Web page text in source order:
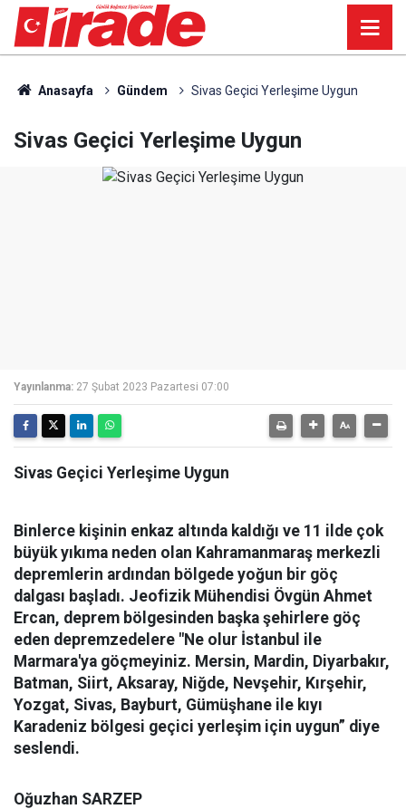
Anasayfa Gündem Sivas Geçici Yerleşime Uygun
Sivas Geçici Yerleşime Uygun
Yayınlanma: 27 Şubat 2023 Pazartesi 07:00
Sivas Geçici Yerleşime Uygun
Binlerce kişinin enkaz altında kaldığı ve 11 ilde çok
büyük yıkıma neden olan Kahramanmaraş merkezli
depremlerin ardından bölgede yoğun bir göç
dalgası başladı. Jeofizik Mühendisi Övgün Ahmet
Ercan, deprem bölgesinden başka şehirlere göç
eden depremzedelere "Ne olur İstanbul ile
Marmara'ya göçmeyiniz. Mersin, Mardin, Diyarbakır,
Batman, Siirt, Aksaray, Niğde, Nevşehir, Kırşehir,
Yozgat, Sivas, Bayburt, Gümüşhane ile kıyı
Karadeniz bölgesi geçici yerleşim için uygun” diye
seslendi.
Oğuzhan SARZEP